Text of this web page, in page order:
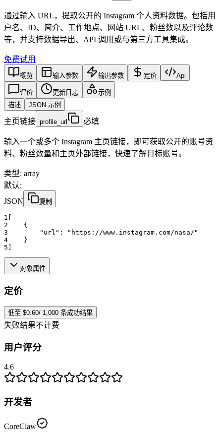
通过输入 URL，提取公开的 Instagram 个人资料数据。包括用
户名、ID、简介、工作地点、网站 URL、粉丝数以及评论数
等，并支持数据导出、API 调用或与第三方工具集成。
免费试用
概览 输入参数 输出参数 定价 Api
评价 更新日志
示例
描述
JSON 示例
主页链接 profile_url 必填
输入一个或多个 Instagram 主页链接，即可获取公开的账号资
料、粉丝数量和主页外部链接，快速了解目标账号。
类型: array
默认:
JSON
复制
1 [
2
    {
3
"url":
"https://www.instagram.com/nasa/"
4
    }
5 ]
对象属性
定价
低至 $0.60/ 1,000 条成功结果
失败结果不计费
用户评分
4.6
开发者
CoreClaw